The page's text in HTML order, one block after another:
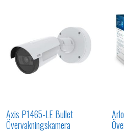
Axis P1465-LE Bullet
Övervakningskamera